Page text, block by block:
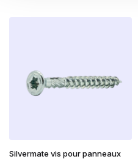
Silvermate vis pour panneaux